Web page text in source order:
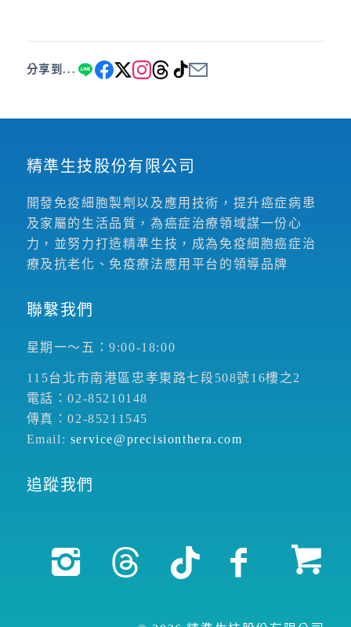
分享到...
精準生技股份有限公司
開發免疫細胞製劑以及應用技術，提升癌症病患
及家屬的生活品質，為癌症治療領域謀一份心
力，並努力打造精準生技，成為免疫細胞癌症治
療及抗老化、免疫療法應用平台的領導品牌
聯繫我們
星期一～五：9:00-18:00
115台北市南港區忠孝東路七段508號16樓之2
電話：02-85210148
傳真：02-85211545
Email: service@precisionthera.com
追蹤我們